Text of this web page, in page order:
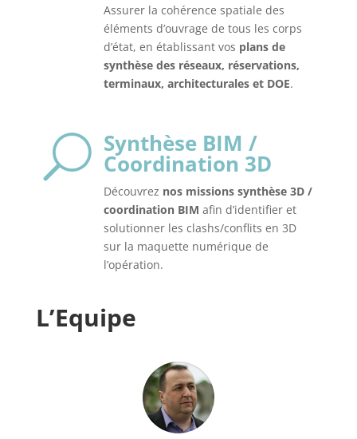
Assurer la cohérence spatiale des
éléments d’ouvrage de tous les corps
d’état, en établissant vos plans de
synthèse des réseaux, réservations,
terminaux, architecturales et DOE.
U Synthèse BIM /
Coordination 3D
Découvrez nos missions synthèse 3D /
coordination BIM afin d’identifier et
solutionner les clashs/conflits en 3D
sur la maquette numérique de
l’opération.
L’Equipe